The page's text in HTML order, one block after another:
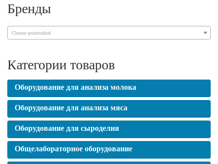
Бренды
Choose proizvoditel
Категории товаров
Оборудование для анализа молока
Оборудование для анализа мяса
Оборудование для сыроделия
Общелабораторное оборудование